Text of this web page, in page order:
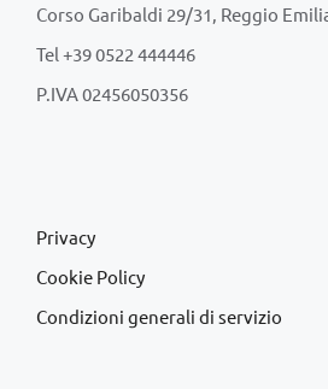
Corso Garibaldi 29/31, Reggio
Tel +39 0522 444446
P.IVA 02456050356
Privacy
Cookie Policy
Condizioni generali di servizio